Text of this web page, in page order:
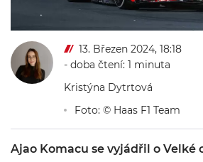
13. Březen 2024, 18:18
- doba čtení: 1 minuta
Kristýna Dytrtová
Foto: © Haas F1 Team
Ajao Komacu se vyjádřil o Velké